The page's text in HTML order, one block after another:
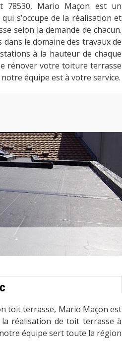
78530, Mario Maçon est un
s’occupe de la réalisation et
selon la demande de chacun.
le domaine des travaux de
à la hauteur de chaque
rénover votre toiture terrasse
équipe est à votre service.
toit terrasse, Mario Maçon est
réalisation de toit terrasse à
équipe sert toute la région